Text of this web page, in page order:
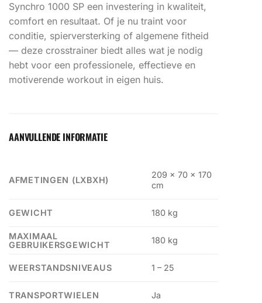
Synchro 1000 SP een investering in kwaliteit,
comfort en resultaat. Of je nu traint voor
conditie, spierversterking of algemene fitheid
— deze crosstrainer biedt alles wat je nodig
hebt voor een professionele, effectieve en
motiverende workout in eigen huis.
AANVULLENDE INFORMATIE
AFMETINGEN (LXBXH)
209 x 70 x 170
cm
GEWICHT 180 kg
MAXIMAAL
GEBRUIKERSGEWICHT
180 kg
WEERSTANDSNIVEAUS 1 – 25
TRANSPORTWIELEN Ja